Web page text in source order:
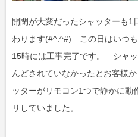
開閉が大変だったシャッターも1
わります(#^.^#) この日はいつ
15時には工事完了です。 シャ
んどされていなかったとお客様
ッターがリモコン1つで静かに動
リしていました。